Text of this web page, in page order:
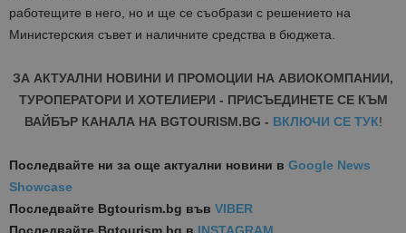
работещите в него, но и ще се съобрази с решението на
Министерския съвет и наличните средства в бюджета.
ЗА АКТУАЛНИ НОВИНИ И ПРОМОЦИИ НА АВИОКОМПАНИИ,
ТУРОПЕРАТОРИ И ХОТЕЛИЕРИ - ПРИСЪЕДИНЕТЕ СЕ КЪМ
ВАЙБЪР КАНАЛА НА BGTOURISM.BG - ВКЛЮЧИ СЕ ТУК!
Последвайте ни за още актуални новини в Google News
Showcase
Последвайте Bgtourism.bg във VIBER